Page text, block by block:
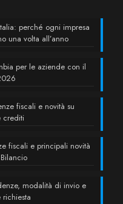
perché ogni impresa
una volta all’anno
per le aziende con il
fiscali e novità su
crediti
fiscali e principali novità
modalità di invio e